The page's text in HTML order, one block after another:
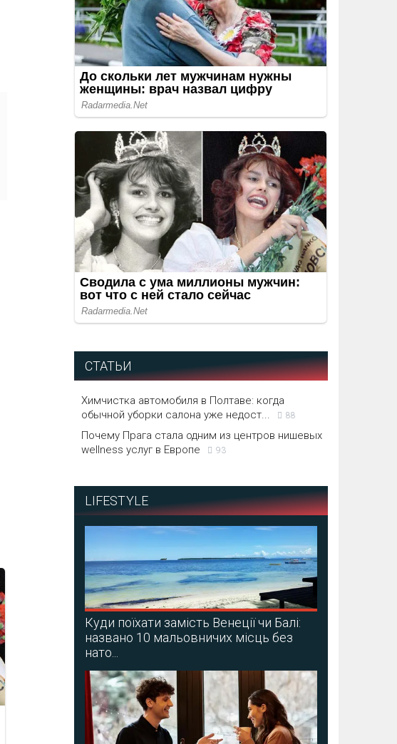
СТАТЬИ
Химчистка автомобиля в Полтаве: когда
обычной уборки салона уже недост...
88
Почему Прага стала одним из центров нишевых
wellness услуг в Европе
93
LIFESTYLE
Куди поїхати замість Венеції чи Балі:
названо 10 мальовничих місць без
нато...